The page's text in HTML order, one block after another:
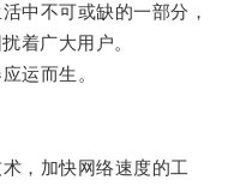
不可或缺的一部分，
着广大用户。
运而生。
，加快网络速度的工